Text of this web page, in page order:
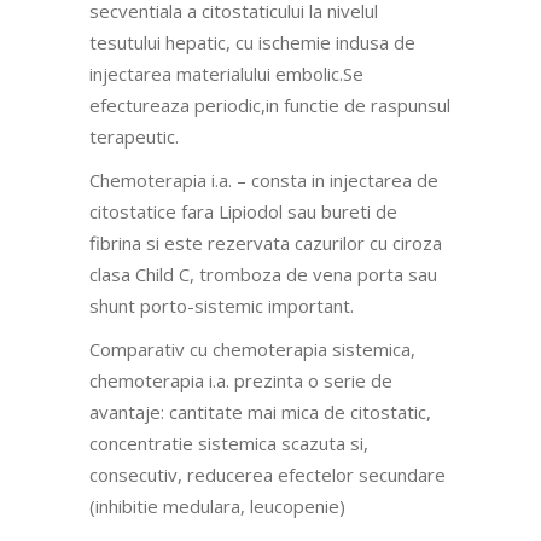
secventiala a citostaticului la nivelul
tesutului hepatic, cu ischemie indusa de
injectarea materialului embolic.Se
efectureaza periodic,in functie de raspunsul
terapeutic.
Chemoterapia i.a. – consta in injectarea de
citostatice fara Lipiodol sau bureti de
fibrina si este rezervata cazurilor cu ciroza
clasa Child C, tromboza de vena porta sau
shunt porto-sistemic important.
Comparativ cu chemoterapia sistemica,
chemoterapia i.a. prezinta o serie de
avantaje: cantitate mai mica de citostatic,
concentratie sistemica scazuta si,
consecutiv, reducerea efectelor secundare
(inhibitie medulara, leucopenie)